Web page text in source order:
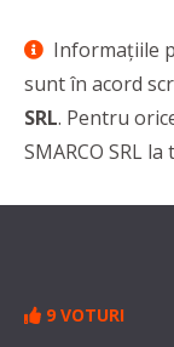
Informaţiile
sunt în acord
SRL. Pentru
SMARCO SRL la
9 VOTURI